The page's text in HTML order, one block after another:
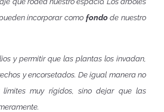
incorporar como fondode nuestro
y permitir que las plantas los invadan,
y encorsetados. De igual manera no
límites muy rígidos, sino dejar que las